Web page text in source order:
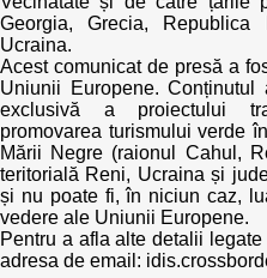
Georgia, Grecia,
Ucraina.
Acest comunicat de presă a
Uniunii Europene. Conținutul
exclusivă a proiectului
promovarea turismului verde
Mării Negre (raionul Cahul,
teritorială Reni, Ucraina și
și nu poate fi, în niciun caz,
vedere ale Uniunii Europene.
Pentru a afla alte detalii
adresa de email: